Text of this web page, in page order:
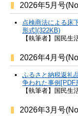
2026年5月号
点検商法による床
形式](322KB)
【執筆者】国民
2026年4月号
ふるさと納税返礼
争われた事例[PDF
【執筆者】国民
2026年3月号